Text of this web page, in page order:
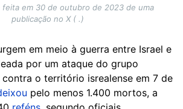
feita em 30 de outubro de 2023 de uma
publicação no X ( .)
em meio à guerra entre Israel e
por um ataque do grupo
o território isrealense em 7 de
pelo menos 1.400 mortos, a